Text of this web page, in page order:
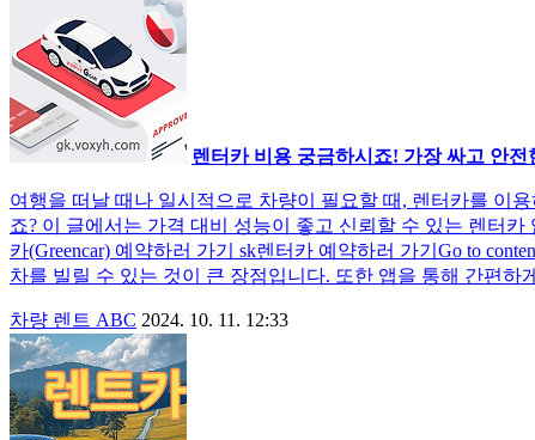
렌터카 비용 궁금하시죠! 가장 싸고 안
여행을 떠날 때나 일시적으로 차량이 필요할 때, 렌터카를 이
죠? 이 글에서는 가격 대비 성능이 좋고 신뢰할 수 있는 렌터
카(Greencar) 예약하러 가기 sk렌터카 예약하러 가기Go to
차를 빌릴 수 있는 것이 큰 장점입니다. 또한 앱을 통해 간편
차량 렌트 ABC 2024. 10. 11. 12:33